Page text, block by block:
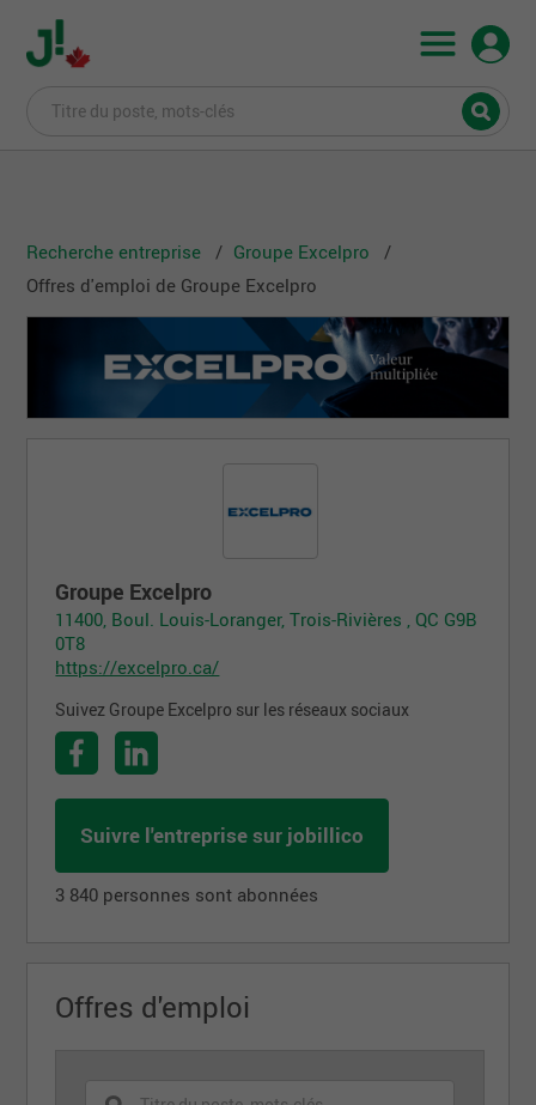
Recherche entreprise
Groupe Excelpro
Offres d'emploi de Groupe Excelpro
Groupe Excelpro
11400, Boul. Louis-Loranger, Trois-Rivières , QC G9B
0T8
https://excelpro.ca/
Suivez Groupe Excelpro sur les réseaux sociaux
Suivre l'entreprise sur jobillico
3 840 personnes sont abonnées
Offres d'emploi